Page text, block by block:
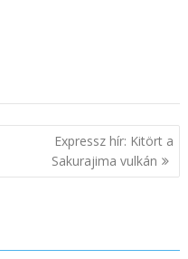
Expressz hír: Kitört a
Sakurajima vulkán